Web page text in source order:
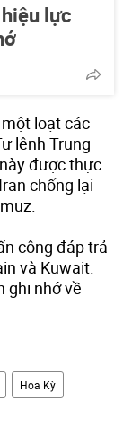
lực
loạt các
lệnh Trung
được thực
chống lại
công đáp trả
và Kuwait.
ghi nhớ về
Hoa Kỳ